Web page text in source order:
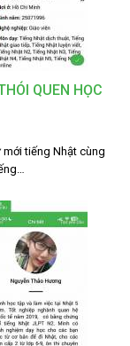
QUEN HỌC
tiếng Nhật cùng